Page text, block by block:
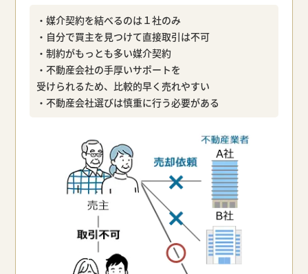
・媒介契約を結べるのは１社のみ
・自分で買主を見つけて直接取引は不可
・制約がもっとも多い媒介契約
・不動産会社の手厚いサポートを
受けられるため、比較的早く売れやすい
・不動産会社選びは慎重に行う必要がある